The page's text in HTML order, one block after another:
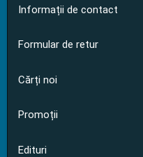
Informații de contact
Formular de retur
Cărți noi
Promoții
Edituri